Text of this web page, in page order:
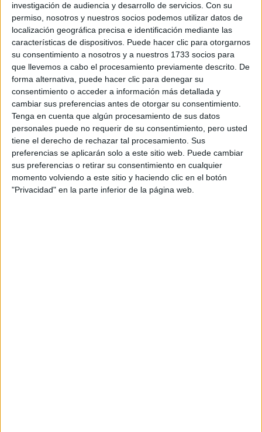
investigación de audiencia y desarrollo de servicios. Con su
permiso, nosotros y nuestros socios podemos utilizar datos de
localización geográfica precisa e identificación mediante las
características de dispositivos. Puede hacer clic para otorgarnos
su consentimiento a nosotros y a nuestros 1733 socios para
que llevemos a cabo el procesamiento previamente descrito. De
forma alternativa, puede hacer clic para denegar su
consentimiento o acceder a información más detallada y
cambiar sus preferencias antes de otorgar su consentimiento.
Tenga en cuenta que algún procesamiento de sus datos
personales puede no requerir de su consentimiento, pero usted
tiene el derecho de rechazar tal procesamiento. Sus
preferencias se aplicarán solo a este sitio web. Puede cambiar
sus preferencias o retirar su consentimiento en cualquier
momento volviendo a este sitio y haciendo clic en el botón
"Privacidad" en la parte inferior de la página web.
Chico
Chica
¿En qué año terminas (o terminaste) bachillerato o FP?
Soy estudiante de:*
Términos y Condiciones de Uso
Aceptolos Términos y Condicionesde uso*